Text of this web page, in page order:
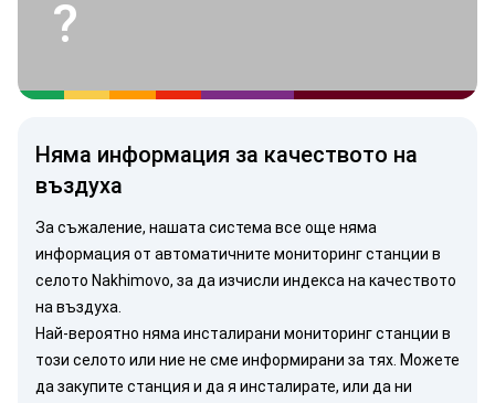
?
Няма информация за качеството на
въздуха
За съжаление, нашата система все още няма
информация от автоматичните мониторинг станции в
селото Nakhimovo, за да изчисли индекса на качеството
на въздуха.
Най-вероятно няма инсталирани мониторинг станции в
този селото или ние не сме информирани за тях. Можете
да закупите станция и да я инсталирате, или да ни